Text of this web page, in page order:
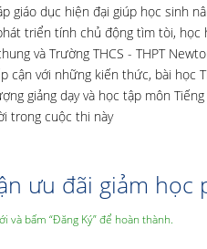
giáo dục hiện đại giúp học sinh
triển tính chủ động tìm tòi,
và Trường THCS - THPT
với những kiến thức, bài học
giảng dạy và học tập môn
trong cuộc thi này
ưu đãi giảm học
và bấm “Đăng Ký” để hoàn thành.